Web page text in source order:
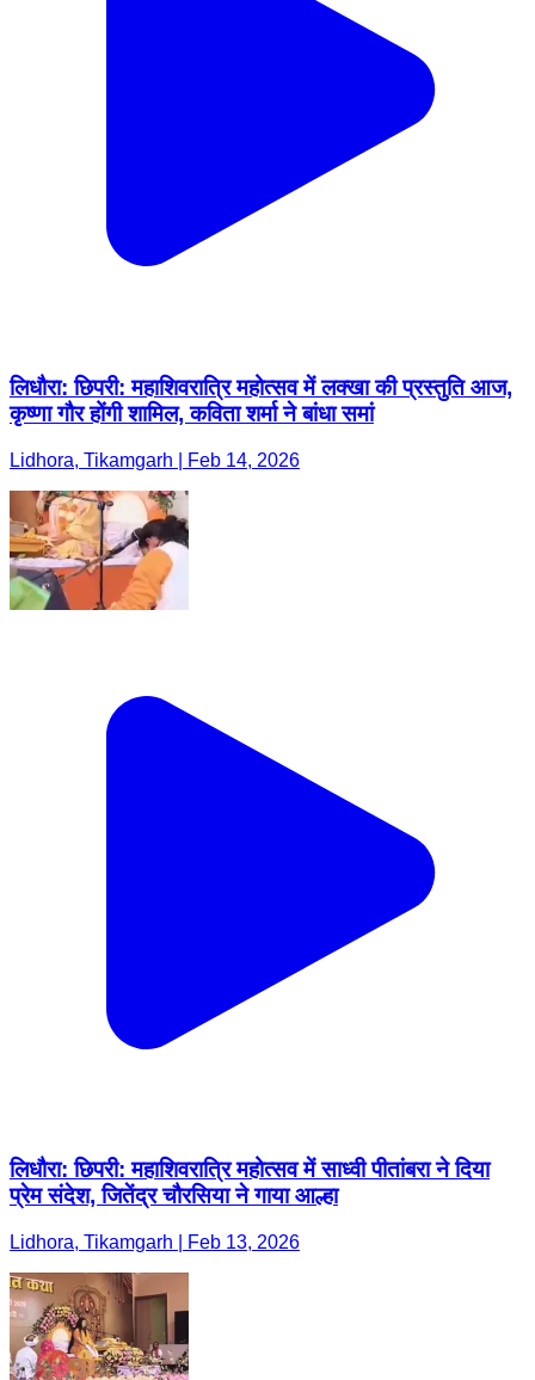
लिधौरा: छिपरी: महाशिवरात्रि महोत्सव में लक्खा की प्रस्तुति आज,
कृष्णा गौर होंगी शामिल, कविता शर्मा ने बांधा समां
Lidhora, Tikamgarh | Feb 14, 2026
लिधौरा: छिपरी: महाशिवरात्रि महोत्सव में साध्वी पीतांबरा ने दिया
प्रेम संदेश, जितेंद्र चौरसिया ने गाया आल्हा
Lidhora, Tikamgarh | Feb 13, 2026